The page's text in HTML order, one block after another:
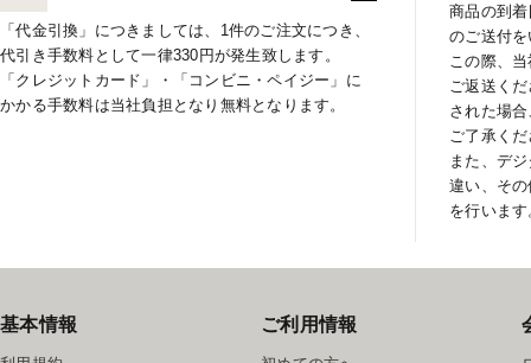
「代金引換」につきましては、1件のご注文につき、
代引き手数料として一律330円が発生致します。
「クレジットカード」・「コンビニ・ペイジー」に
かかる手数料は当社負担となり無料となります。
商品の到
のご送付
この際、
ご返送く
された場
ご了承く
また、デ
違い、そ
を行います
基本情報 ご利用情報